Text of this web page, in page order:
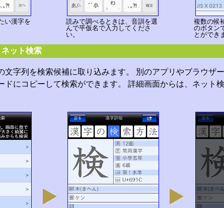
い漢字を
読みで調べるときは、音訓を選
んで平仮名で入力してくださ
い。
複数の候
のボタン
とができ
ット検索
文字列を検索候補に取り込みます。 別のアプリやブラウザ
ドにコピーして検索ができます。 詳細画面からは、ネット